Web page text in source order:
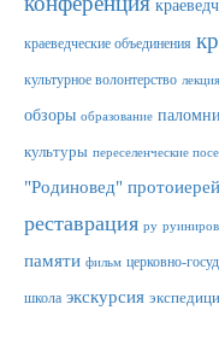
краеведческие объединения
культурное волонтерство лекция
обзоры образование
культуры переселенческие
"Родиновед"
реставрация ру
памяти фильм церковно-
школа экскурсия